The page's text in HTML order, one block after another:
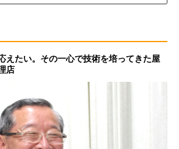
えたい。その一心で技術を培ってきた屋
店